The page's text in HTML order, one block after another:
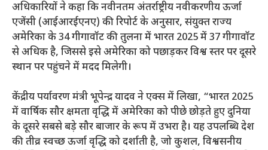
अधिकारियों ने कहा कि नवीनतम अंतर्राष्ट्रीय नवीकरणीय ऊर्जा
एजेंसी (आईआरईएनए) की रिपोर्ट के अनुसार, संयुक्त राज्य
अमेरिका के 34 गीगावॉट की तुलना में भारत 2025 में 37 गीगावॉट
से अधिक है, जिससे इसे अमेरिका को पछाड़कर विश्व स्तर पर दूसरे
स्थान पर पहुंचने में मदद मिलेगी।
केंद्रीय पर्यावरण मंत्री भूपेन्द्र यादव ने एक्स में लिखा, “भारत 2025
में वार्षिक सौर क्षमता वृद्धि में अमेरिका को पीछे छोड़ते हुए दुनिया
के दूसरे सबसे बड़े सौर बाजार के रूप में उभरा है। यह उपलब्धि देश
की तीव्र स्वच्छ ऊर्जा वृद्धि को दर्शाती है, जो कुशल, विश्वसनीय